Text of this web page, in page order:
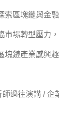
索區塊鏈與金
市場轉型壓力
塊鏈產業感興
師過往演講 / 企